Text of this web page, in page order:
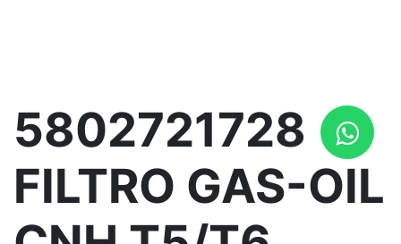
5802721728
FILTRO GAS-OIL